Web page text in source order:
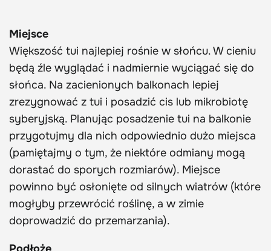
Miejsce
Większość tui najlepiej rośnie w słońcu. W cieniu
będą źle wyglądać i nadmiernie wyciągać się do
słońca. Na zacienionych balkonach lepiej
zrezygnować z tui i posadzić cis lub mikrobiotę
syberyjską. Planując posadzenie tui na balkonie
przygotujmy dla nich odpowiednio dużo miejsca
(pamiętajmy o tym, że niektóre odmiany mogą
dorastać do sporych rozmiarów). Miejsce
powinno być osłonięte od silnych wiatrów (które
mogłyby przewrócić roślinę, a w zimie
doprowadzić do przemarzania).